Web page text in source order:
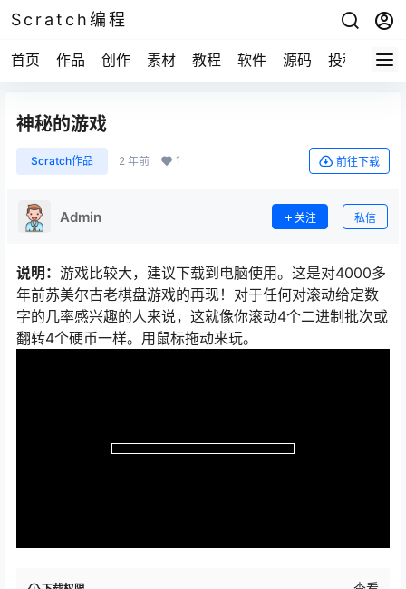
Scratch编程
首页 作品 创作 素材 教程 软件 源码 投稿 关于
神秘的游戏
Scratch作品 2 年前 1 前往下载
Admin 关注 私信
说明： 游戏比较大，建议下载到电脑使用。这是对4000多
年前苏美尔古老棋盘游戏的再现！对于任何对滚动给定数
字的几率感兴趣的人来说，这就像你滚动4个二进制批次或
翻转4个硬币一样。用鼠标拖动来玩。